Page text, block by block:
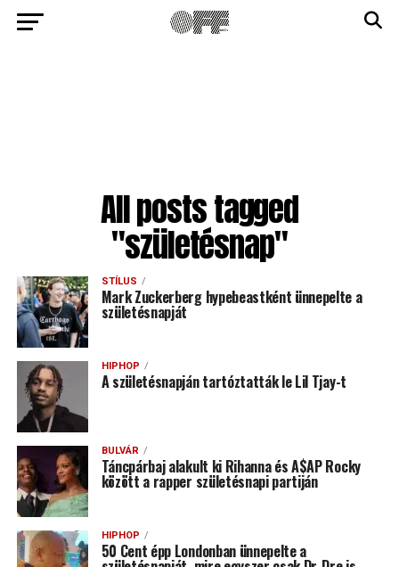
All posts tagged
"születésnap"
STÍLUS
Mark Zuckerberg hypebeastként ünnepelte a
születésnapját
HIPHOP
A születésnapján tartóztatták le Lil Tjay-t
BULVÁR
Táncpárbaj alakult ki Rihanna és A$AP Rocky
között a rapper születésnapi partiján
HIPHOP
50 Cent épp Londonban ünnepelte a